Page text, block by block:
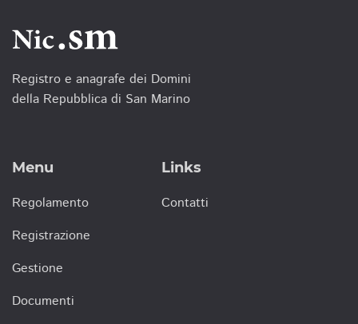
Registro e anagrafe dei Domini
della Repubblica di San Marino
Menu
Regolamento
Registrazione
Gestione
Documenti
Links
Contatti